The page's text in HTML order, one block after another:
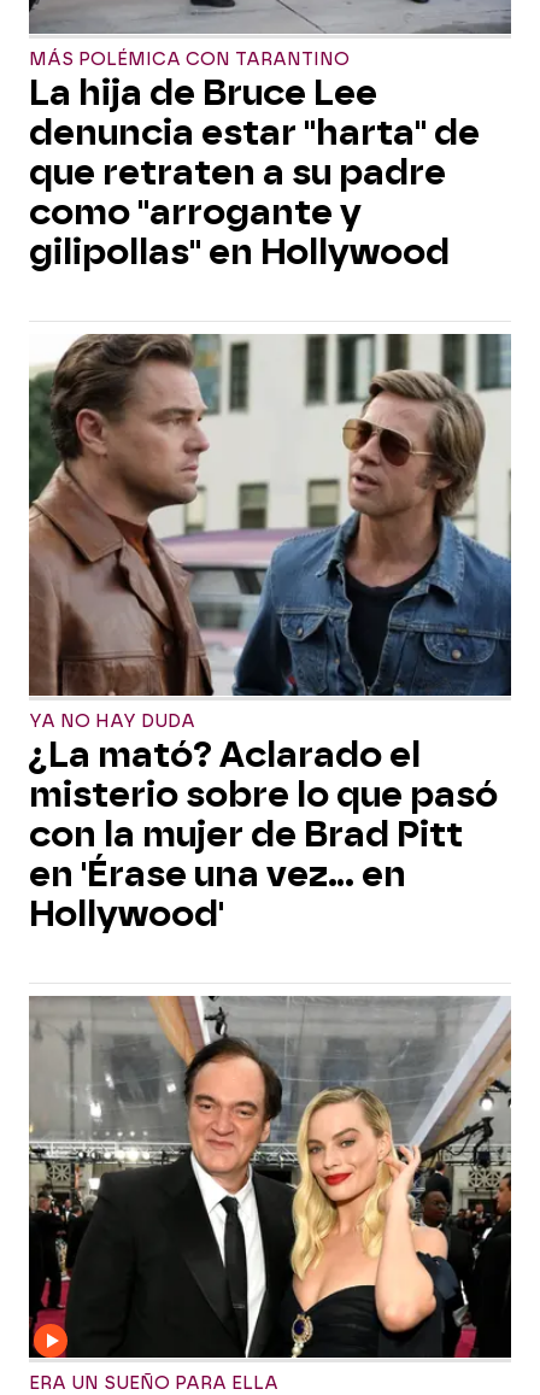
MÁS POLÉMICA CON TARANTINO
La hija de Bruce Lee
denuncia estar "harta" de
que retraten a su padre
como "arrogante y
gilipollas" en Hollywood
YA NO HAY DUDA
¿La mató? Aclarado el
misterio sobre lo que pasó
con la mujer de Brad Pitt
en 'Érase una vez... en
Hollywood'
ERA UN SUEÑO PARA ELLA